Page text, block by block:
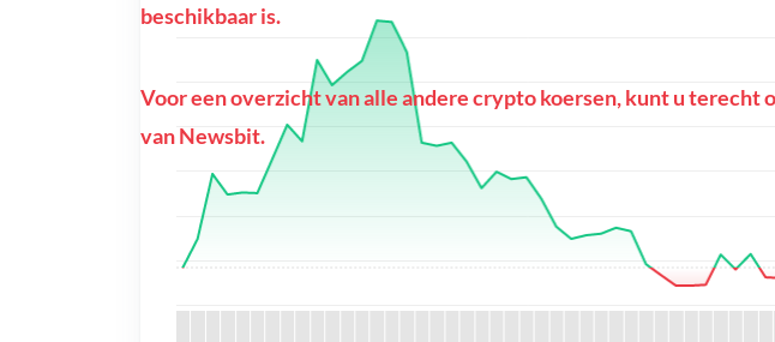
beschikbaar is.
Voor een overzicht van alle andere crypto koersen, kunt u terecht
van Newsbit.